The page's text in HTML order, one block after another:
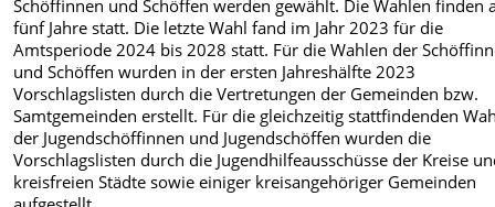
Schöffinnen und Schöffen werden gewählt. Die Wahlen finden
fünf Jahre statt. Die letzte Wahl fand im Jahr 2023 für die
Amtsperiode 2024 bis 2028 statt. Für die Wahlen der
und Schöffen wurden in der ersten Jahreshälfte 2023
Vorschlagslisten durch die Vertretungen der Gemeinden bzw.
Samtgemeinden erstellt. Für die gleichzeitig stattfindenden
der Jugendschöffinnen und Jugendschöffen wurden die
Vorschlagslisten durch die Jugendhilfeausschüsse der Kreise
kreisfreien Städte sowie einiger kreisangehöriger Gemeinden